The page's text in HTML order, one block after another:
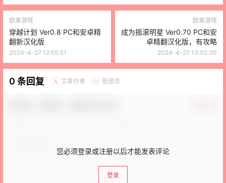
欧美游戏
穿越计划 Ver0.8 PC和安卓精
翻新汉化版
2024-4-27 12:55:31
欧美游戏
成为摇滚明星 Ver0.70 PC和安
卓精翻汉化版，有攻略
2024-4-27 13:02:30
0 条回复 A 文章作者 M 管理员
您必须登录或注册以后才能发表评论
登录